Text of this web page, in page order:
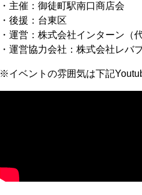
・主催：御徒町駅南口商店会
・後援：台東区
・運営：株式会社インターン（
・運営協力会社：株式会社レバ
※イベントの雰囲気は下記